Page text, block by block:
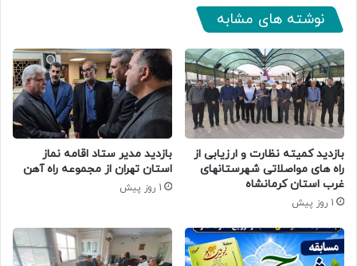
نوشته های مشابه
بازدید کمیته نظارت و ارزیابی از
راه های مواصلاتی شهرستانهای
غرب استان کرمانشاه
1 روز پیش
بازدید مدیر ستاد اقامه نماز
استان تهران از مجموعه راه آهن
1 روز پیش